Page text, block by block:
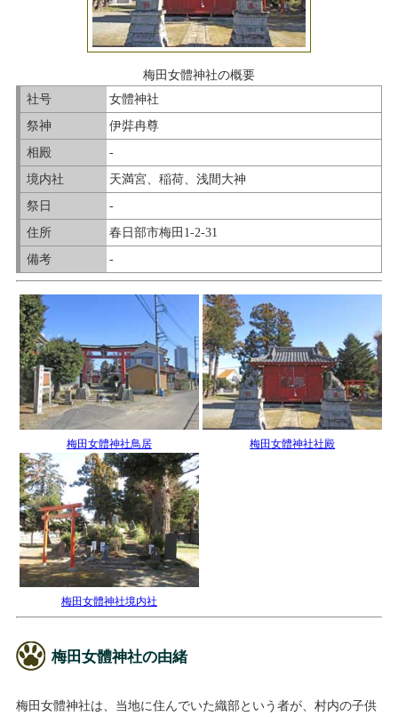
梅田女體神社の概要
社号
女體神社
祭神
伊弉冉尊
相殿
-
境内社
天満宮、稲荷、浅間大神
祭日
-
住所
春日部市梅田1-2-31
備考
-
梅田女體神社鳥居 梅田女體神社社殿
梅田女體神社境内社
梅田女體神社の由緒
梅田女體神社は、当地に住んでいた織部という者が、村内の子供